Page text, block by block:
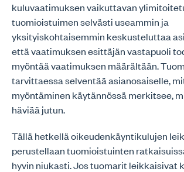
kuluvaatimuksen vaikuttavan
tuomioistuimen selvästi useammin ja
yksityiskohtaisemmin keskusteluttaa
että vaatimuksen esittäjän vastapuoli
myöntää vaatimuksen määrältään.
tarvittaessa selventää asianosaiselle,
myöntäminen käytännössä merkitsee,
häviää jutun.
Tällä hetkellä oikeudenkäyntikulujen
perustellaan tuomioistuinten
hyvin niukasti. Jos tuomarit leikkaisivat